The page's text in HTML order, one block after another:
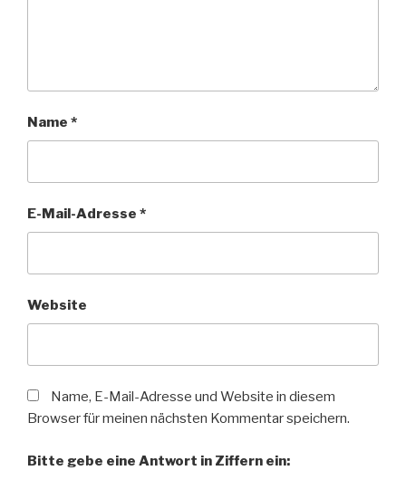
Name *
E-Mail-Adresse *
Website
Name, E-Mail-Adresse und Website in diesem
Browser für meinen nächsten Kommentar speichern.
Bitte gebe eine Antwort in Ziffern ein: